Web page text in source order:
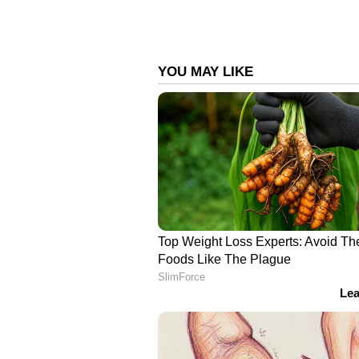
Image Credit :Getty
ചുവന്ന മാംസം,
എന്നിവ ഒഴിവാക്കുക
സാച്ചുറേറ്റഡ്, ട്രാൻസ് ഫാറ്റ്
ചുവന്ന മാംസം, കൊഴുപ്പ് കൂടിയ
എന്നിവയുടെ ഉപഭോഗം
ഡയറ്റിൽ ഉൾപ്പെടുത്തുക.